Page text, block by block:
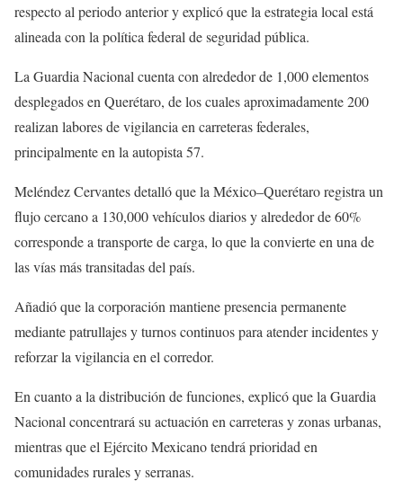
respecto al periodo anterior y explicó que la estrategia local está
alineada con la política federal de seguridad pública.
La Guardia Nacional cuenta con alrededor de 1,000 elementos
desplegados en Querétaro, de los cuales aproximadamente 200
realizan labores de vigilancia en carreteras federales,
principalmente en la autopista 57.
Meléndez Cervantes detalló que la México–Querétaro registra un
flujo cercano a 130,000 vehículos diarios y alrededor de 60%
corresponde a transporte de carga, lo que la convierte en una de
las vías más transitadas del país.
Añadió que la corporación mantiene presencia permanente
mediante patrullajes y turnos continuos para atender incidentes y
reforzar la vigilancia en el corredor.
En cuanto a la distribución de funciones, explicó que la Guardia
Nacional concentrará su actuación en carreteras y zonas urbanas,
mientras que el Ejército Mexicano tendrá prioridad en
comunidades rurales y serranas.